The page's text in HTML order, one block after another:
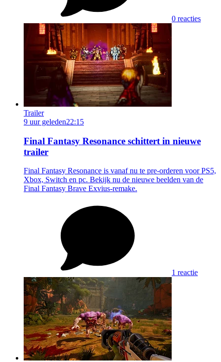
0 reacties
Trailer
9 uur geleden22:15
Final Fantasy Resonance schittert in nieuwe
trailer
Final Fantasy Resonance is vanaf nu te pre-orderen voor PS5,
Xbox, Switch en pc. Bekijk nu de nieuwe beelden van de
Final Fantasy Brave Exvius-remake.
1 reactie